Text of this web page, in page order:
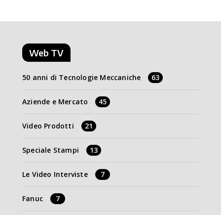
Web TV
50 anni di Tecnologie Meccaniche 63
Aziende e Mercato 45
Video Prodotti 21
Speciale Stampi 13
Le Video Interviste 7
Fanuc 7